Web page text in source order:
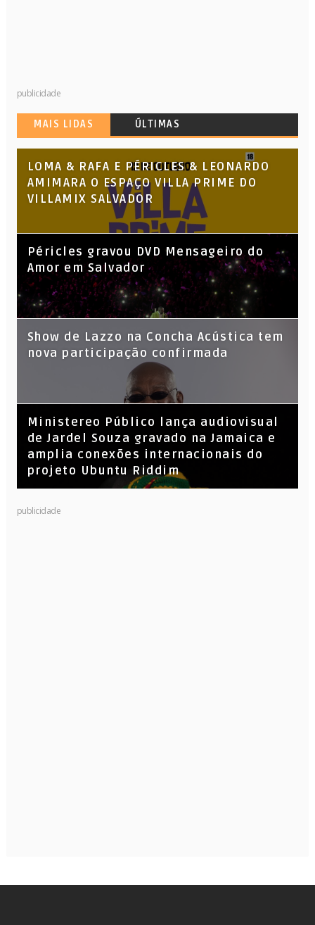
publicidade
MAIS LIDAS ÚLTIMAS
LOMA & RAFA E PÉRICLES & LEONARDO
AMIMARA O ESPAÇO VILLA PRIME DO
VILLAMIX SALVADOR
Péricles gravou DVD Mensageiro do
Amor em Salvador
Show de Lazzo na Concha Acústica tem
nova participação confirmada
​Ministereo Público lança audiovisual
de Jardel Souza gravado na Jamaica e
amplia conexões internacionais do
projeto Ubuntu Riddim
KL Jay (Racionais MC’s), DJ Raíz e DJ
publicidade